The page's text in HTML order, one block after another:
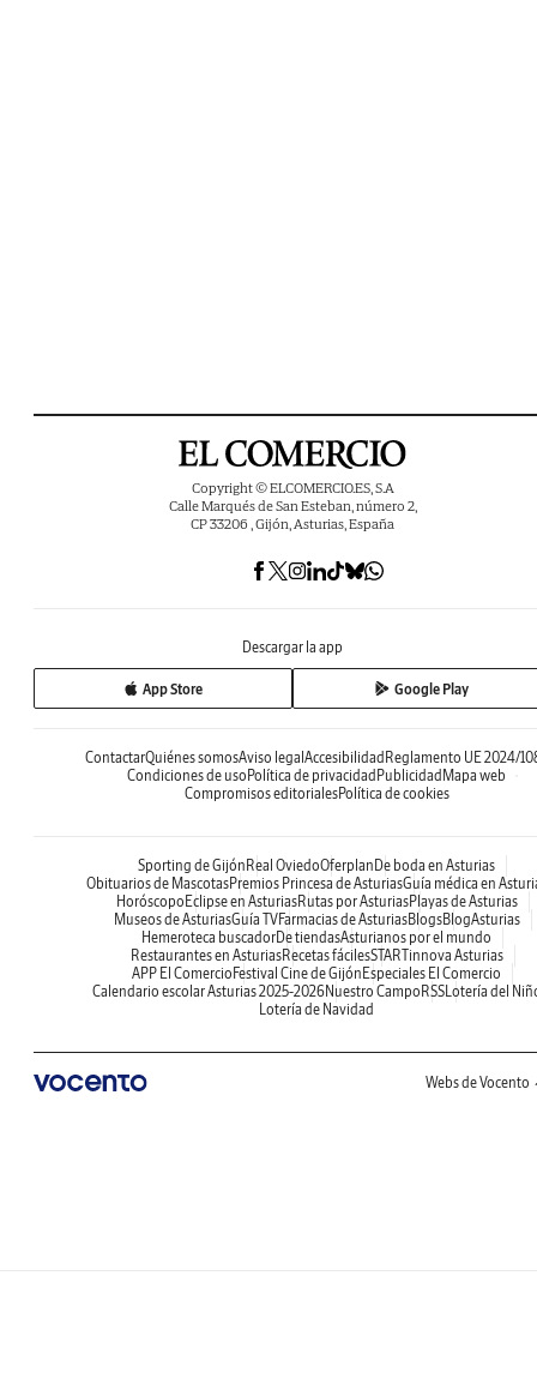
Copyright © ELCOMERCIO.ES, S.A
Calle Marqués de San Esteban, número 2,
CP 33206 , Gijón, Asturias, España
Descargar la app
App Store Google Play
ContactarQuiénes somosAviso legal Accesibilidad Reglamento UE 2024/
Condiciones de uso Política de privacidad Publicidad Mapa web
Compromisos editorialesPolítica de cookies
Sporting de Gijón Real OviedoOferplan De boda en Asturias
Obituarios de MascotasPremios Princesa de AsturiasGuía médica en
Horóscopo Eclipse en AsturiasRutas por AsturiasPlayas de Asturias
Museos de AsturiasGuía TVFarmacias de AsturiasBlogsBlogAsturias
Hemeroteca buscadorDe tiendasAsturianos por el mundo
Restaurantes en AsturiasRecetas fácilesSTARTinnova Asturias
APP El Comercio Festival Cine de Gijón Especiales El Comercio
Calendario escolar Asturias 2025-2026Nuestro Campo RSSLotería del
Lotería de Navidad
Webs de Vocento